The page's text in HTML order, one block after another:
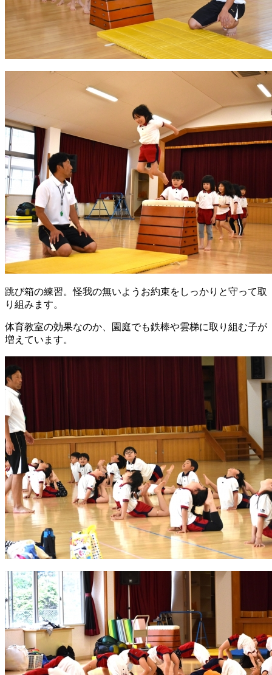
跳び箱の練習。怪我の無いようお約束をしっかりと守って取
り組みます。
体育教室の効果なのか、園庭でも鉄棒や雲梯に取り組む子が
増えています。